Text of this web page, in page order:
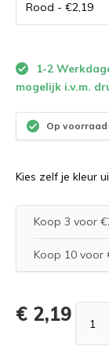
1-2
mogelijk i.v.m.
Op voorraad
Kies zelf je kleur
Koop 3 voor
Koop 10 voor
€ 2,19